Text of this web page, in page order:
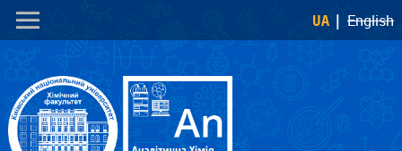
Перейти
до
вмісту
Skip to
navigation
UA English